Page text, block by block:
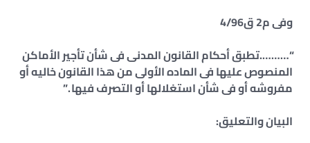
وفى م2 ق4/96
“……….تطبق أحكام القانون المدنى فى شأن تأجير الأماكن
المنصوص عليها فى الماده الأولى من هذا القانون خاليه أو
مفروشه أو فى شأن استغلالها أو التصرف فيها .”
البيان والتعليق: